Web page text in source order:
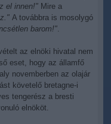
el innen!"Mire a
A továbbra is mosolygó
barom!".
az elnöki hivatal nem
eset, hogy az államfő
novemberben az olajár
követelő bretagne-i
tengerész a bresti
elnököt.